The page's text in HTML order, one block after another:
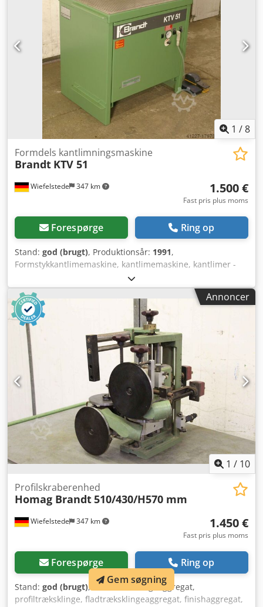
1 /8
Wiefelstede 347 km
Formdels kantlimningsmaskine
Brandt KTV 51
1.500 €
Fast pris plus moms
Forespørge Ring op
Stand: god (brugt), Produktionsår: 1991,
Formstykkantlimemaskine, kantlimemaskine, kantlimer -
Emnetykkelse: 10-85 mm - Varmluftblæser: 6 kW til
forbelagte kanter - Afklipkniv - Kantfad Codsb A Ninjpfx
Ahhsrf - Transportdimensioner: 900/700/H1080 mm - Vægt:
135 kg
Annoncer
1 / 10
Wiefelstede 347 km
Profilskraberenhed
Homag Brandt510/430/H570 mm
1.450 €
Fast pris plus moms
Forespørge Ring op
Stand: god (brugt), Profiltræksklingeaggregat,
profiltræksklinge, fladtræksklingeaggregat, finishaggregat,
Gem søgning